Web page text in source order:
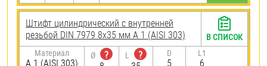
Штифт цилиндрический с внутренней
резьбой DIN 7979 8х35 мм А 1 (AISI 303)
Материал
А 1 (AISI 303)
Ø
?
L
?
D
5
L1
6
В СПИСОК